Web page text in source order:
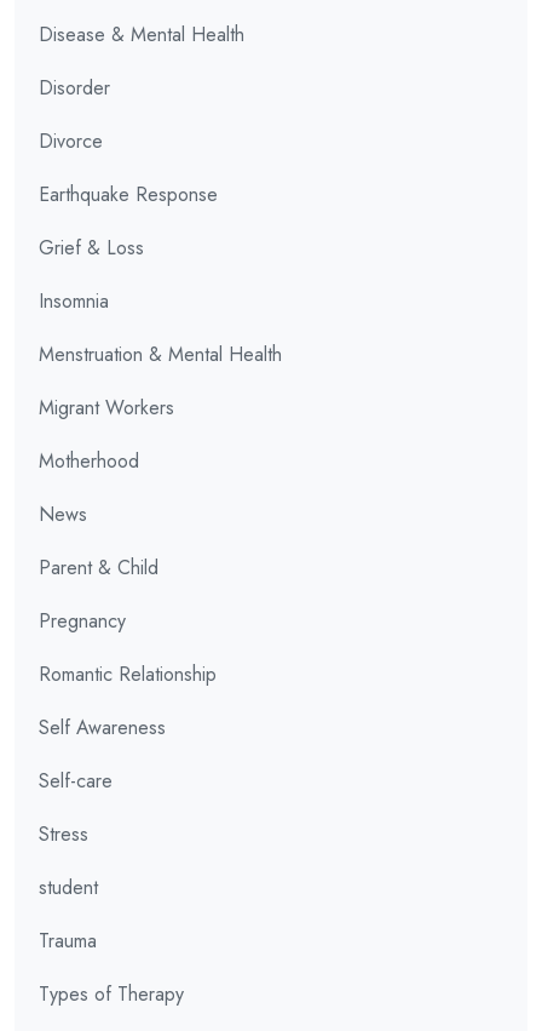
Disease & Mental Health
Disorder
Divorce
Earthquake Response
Grief & Loss
Insomnia
Menstruation & Mental Health
Migrant Workers
Motherhood
News
Parent & Child
Pregnancy
Romantic Relationship
Self Awareness
Self-care
Stress
student
Trauma
Types of Therapy